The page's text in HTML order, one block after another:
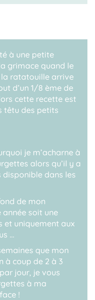
à une petite
grimace quand le
ratatouille arrive
d’un 1/8 ème de
cette recette est
têtu des petits
je m’acharne à
alors qu’il y a
disponible dans les
de mon
soit une
et uniquement aux
…
que mon
à coup de 2 à 3
jour, je vous
à ma
!